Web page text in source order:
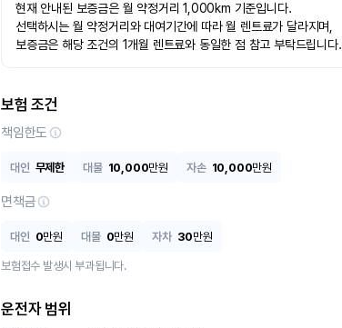
현재 안내된 보증금은 월 약정거리 1,000km 기준입니다.
선택하시는 월 약정거리와 대여기간에 따라 월 렌트료가 달라지며,
보증금은 해당 조건의 1개월 렌트료와 동일한 점 참고 부탁드립니다.
보험 조건
책임한도
대인 무제한 대물 10,000만원 자손 10,000만원
면책금
대인 0만원 대물 0만원 자차 30만원
보험접수 발생시 부과됩니다.
운전자 범위